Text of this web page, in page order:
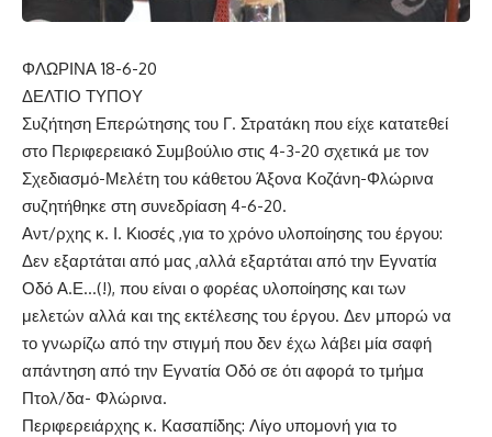
ΦΛΩΡΙΝΑ 18-6-20
ΔΕΛΤΙΟ ΤΥΠΟΥ
Συζήτηση Επερώτησης του Γ. Στρατάκη που είχε κατατεθεί
στο Περιφερειακό Συμβούλιο στις 4-3-20 σχετικά με τον
Σχεδιασμό-Μελέτη του κάθετου Άξονα Κοζάνη-Φλώρινα
συζητήθηκε στη συνεδρίαση 4-6-20.
Αντ/ρχης κ. Ι. Κιοσές ,για το χρόνο υλοποίησης του έργου:
Δεν εξαρτάται από μας ,αλλά εξαρτάται από την Εγνατία
Οδό Α.Ε…(!), που είναι ο φορέας υλοποίησης και των
μελετών αλλά και της εκτέλεσης του έργου. Δεν μπορώ να
το γνωρίζω από την στιγμή που δεν έχω λάβει μία σαφή
απάντηση από την Εγνατία Οδό σε ότι αφορά το τμήμα
Πτολ/δα- Φλώρινα.
Περιφερειάρχης κ. Κασαπίδης: Λίγο υπομονή για το